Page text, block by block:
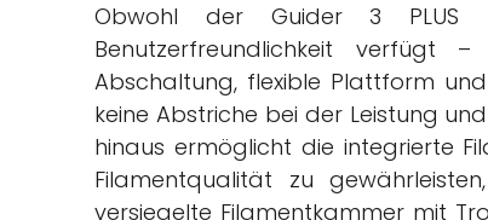
Obwohl der Guider 3 PLUS
Benutzerfreundlichkeit verfügt –
Abschaltung, flexible Plattform
keine Abstriche bei der Leistung
hinaus ermöglicht die integrierte
Filamentqualität zu
versiegelte Filamentkammer mit